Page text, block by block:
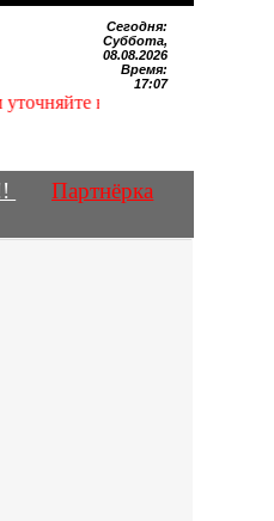
наличие нужных Вам
Сегодня:
Суббота,
08.08.2026
Время:
17:07
Партнёрка